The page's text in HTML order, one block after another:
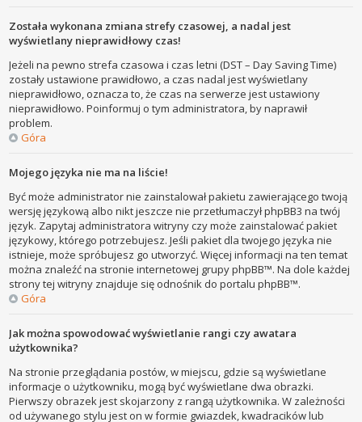
Została wykonana zmiana strefy czasowej, a nadal jest
wyświetlany nieprawidłowy czas!
Jeżeli na pewno strefa czasowa i czas letni (DST – Day Saving Time)
zostały ustawione prawidłowo, a czas nadal jest wyświetlany
nieprawidłowo, oznacza to, że czas na serwerze jest ustawiony
nieprawidłowo. Poinformuj o tym administratora, by naprawił
problem.
Góra
Mojego języka nie ma na liście!
Być może administrator nie zainstalował pakietu zawierającego twoją
wersję językową albo nikt jeszcze nie przetłumaczył phpBB3 na twój
język. Zapytaj administratora witryny czy może zainstalować pakiet
językowy, którego potrzebujesz. Jeśli pakiet dla twojego języka nie
istnieje, może spróbujesz go utworzyć. Więcej informacji na ten temat
można znaleźć na stronie internetowej grupy phpBB™. Na dole każdej
strony tej witryny znajduje się odnośnik do portalu phpBB™.
Góra
Jak można spowodować wyświetlanie rangi czy awatara
użytkownika?
Na stronie przeglądania postów, w miejscu, gdzie są wyświetlane
informacje o użytkowniku, mogą być wyświetlane dwa obrazki.
Pierwszy obrazek jest skojarzony z rangą użytkownika. W zależności
od używanego stylu jest on w formie gwiazdek, kwadracików lub